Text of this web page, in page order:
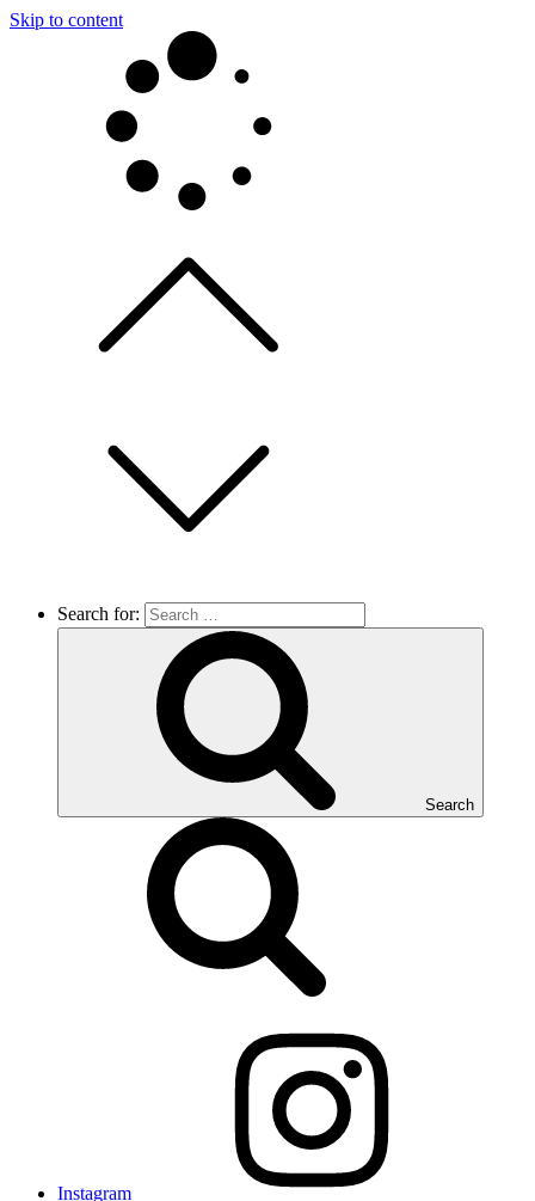
Skip to content
Search for:
Search
Instagram